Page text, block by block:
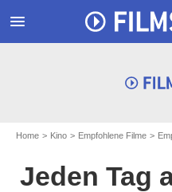
menu
Home Kino Empfohlene Filme
Jeden Tag